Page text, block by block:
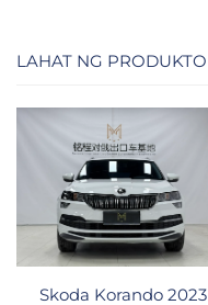
LAHAT NG PRODUKTO
Skoda Korando 2023